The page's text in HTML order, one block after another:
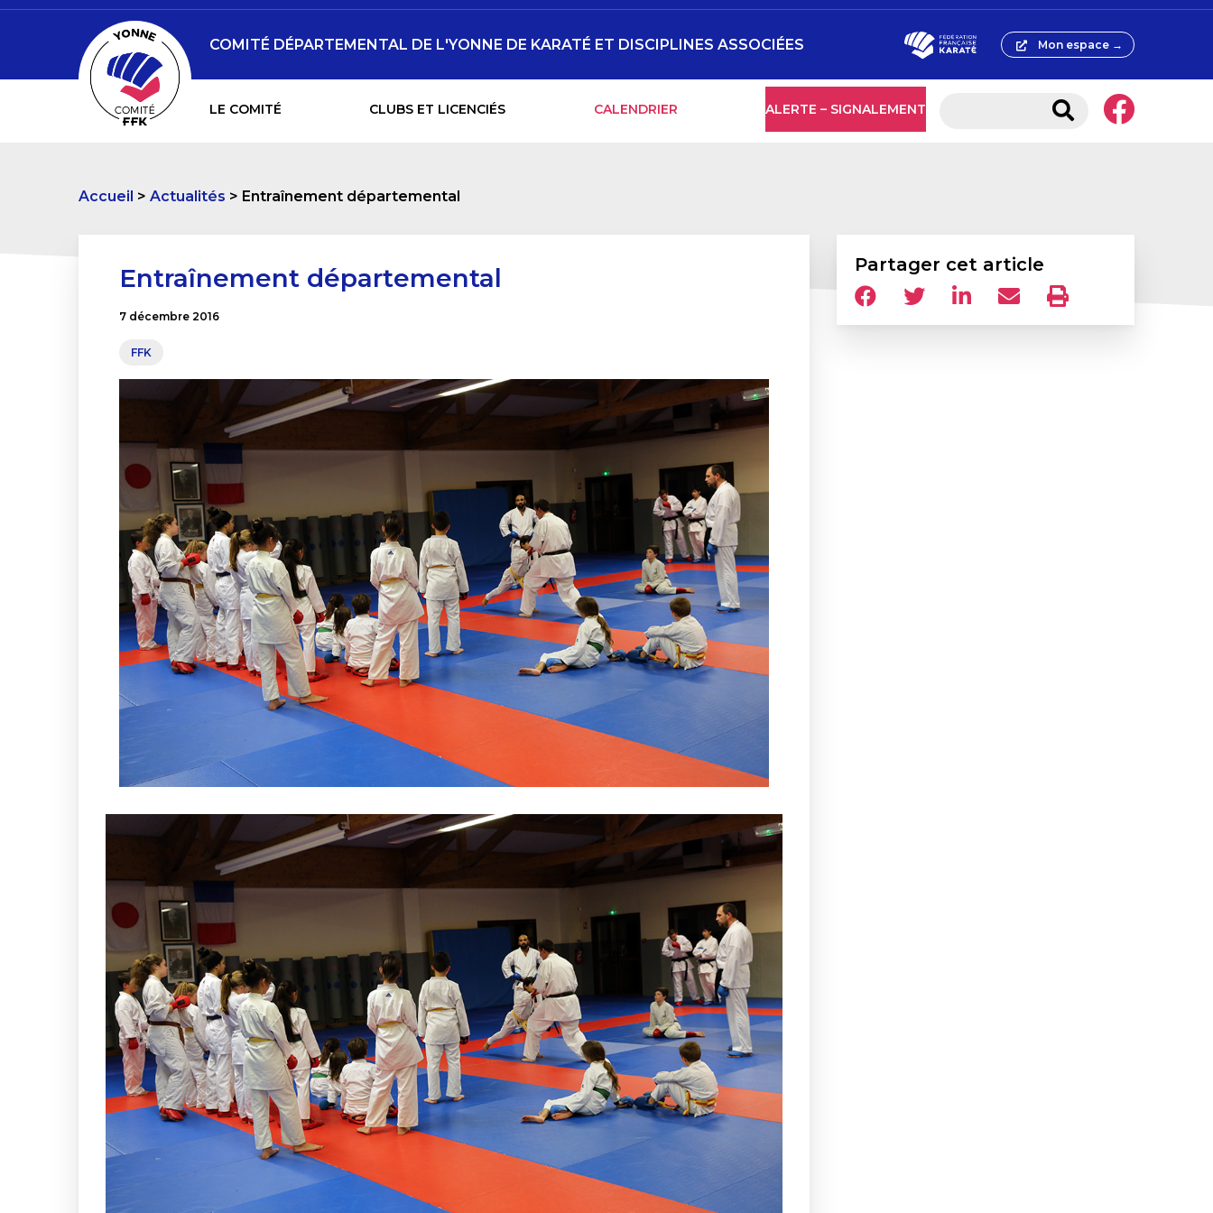
LE COMITÉ CLUBS ET LICENCIÉS CALENDRIER ALERTE – SIGNALEMENT
COMITÉ DÉPARTEMENTAL DE L'YONNE DE KARATÉ ET DISCIPLINES ASSOCIÉES Mon espace →
Accueil Actualités Entraînement départemental
Entraînement départemental
7 décembre 2016
FFK
Partager cet article